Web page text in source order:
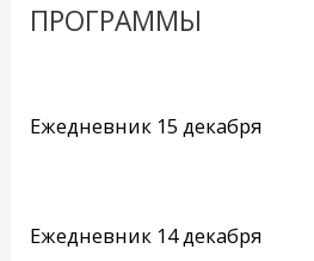
ПРОГРАММЫ
Ежедневник 15 декабря
Ежедневник 14 декабря